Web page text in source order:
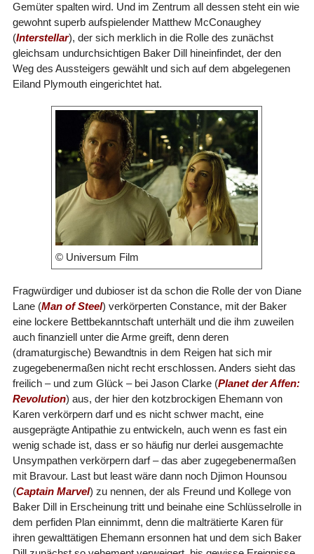
Gemüter spalten wird. Und im Zentrum all dessen steht ein wie
gewohnt superb aufspielender Matthew McConaughey
(Interstellar), der sich merklich in die Rolle des zunächst
gleichsam undurchsichtigen Baker Dill hineinfindet, der den
Weg des Aussteigers gewählt und sich auf dem abgelegenen
Eiland Plymouth eingerichtet hat.
© Universum Film
Fragwürdiger und dubioser ist da schon die Rolle der von Diane
Lane (Man of Steel) verkörperten Constance, mit der Baker
eine lockere Bettbekanntschaft unterhält und die ihm zuweilen
auch finanziell unter die Arme greift, denn deren
(dramaturgische) Bewandtnis in dem Reigen hat sich mir
zugegebenermaßen nicht recht erschlossen. Anders sieht das
freilich – und zum Glück – bei Jason Clarke (Planet der Affen:
Revolution) aus, der hier den kotzbrockigen Ehemann von
Karen verkörpern darf und es nicht schwer macht, eine
ausgeprägte Antipathie zu entwickeln, auch wenn es fast ein
wenig schade ist, dass er so häufig nur derlei ausgemachte
Unsympathen verkörpern darf – das aber zugegebenermaßen
mit Bravour. Last but least wäre dann noch Djimon Hounsou
(Captain Marvel) zu nennen, der als Freund und Kollege von
Baker Dill in Erscheinung tritt und beinahe eine Schlüsselrolle in
dem perfiden Plan einnimmt, denn die malträtierte Karen für
ihren gewalttätigen Ehemann ersonnen hat und dem sich Baker